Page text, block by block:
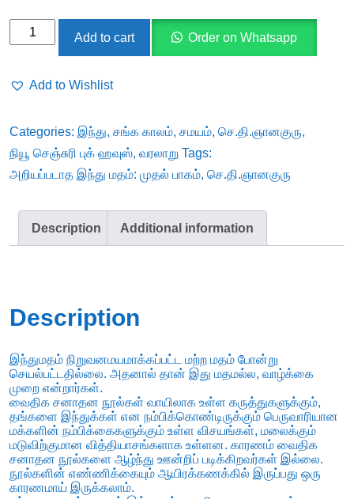
அறியப்படாத
முதல்
-
செ.தி.ஞானகுரு
quantity
Add to cart Order on Whatsapp
Add to Wishlist
Categories: இந்து, சங்க காலம், சமயம், செ.தி.ஞானகுரு,
நியூ செஞ்சுரி புக் ஹவுஸ், வரலாறு Tags:
அறியப்படாத இந்து மதம்: முதல் பாகம், செ.தி.ஞானகுரு
Description Additional information
Description
இந்துமதம் நிறுவனமயமாக்கப்பட்ட மற்ற மதம் போன்று
செயல்பட்டதில்லை. அதனால் தான் இது மதமல்ல, வாழ்க்கை
முறை என்றார்கள்.
வைதிக சனாதன நூல்கள் வாயிலாக உள்ள கருத்துகளுக்கும்,
தங்களை இந்துக்கள் என நம்பிக்கொண்டிருக்கும் பெருவாரியான
மக்களின் நம்பிக்கைகளுக்கும் உள்ள விசயங்கள், மலைக்கும்
மடுவிற்குமான வித்தியாசங்களாக உள்ளன. காரணம் வைதிக
சனாதன நூல்களை ஆழ்ந்து ஊன்றிப் படிக்கிறவர்கள் இல்லை.
நூல்களின் எண்ணிக்கையும் ஆயிரக்கணக்கில் இருப்பது ஒரு
காரணமாய் இருக்கலாம்.